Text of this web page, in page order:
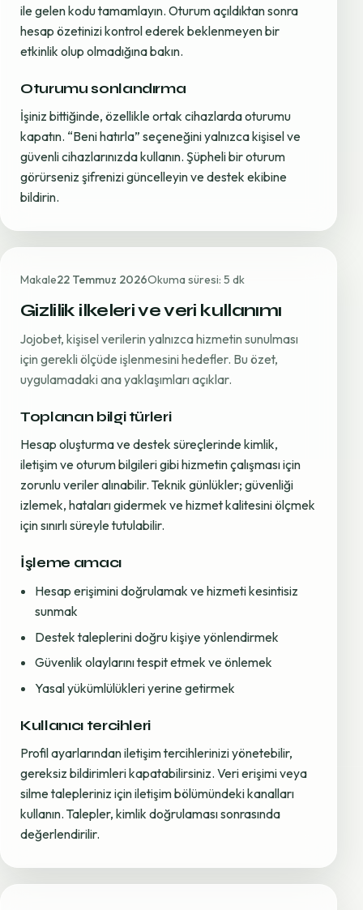
ile gelen kodu tamamlayın. Oturum açıldıktan sonra
hesap özetinizi kontrol ederek beklenmeyen bir
etkinlik olup olmadığına bakın.
Oturumu sonlandırma
İşiniz bittiğinde, özellikle ortak cihazlarda oturumu
kapatın. “Beni hatırla” seçeneğini yalnızca kişisel ve
güvenli cihazlarınızda kullanın. Şüpheli bir oturum
görürseniz şifrenizi güncelleyin ve destek ekibine
bildirin.
Makale22 Temmuz 2026Okuma süresi: 5 dk
Gizlilik ilkeleri ve veri kullanımı
Jojobet, kişisel verilerin yalnızca hizmetin sunulması
için gerekli ölçüde işlenmesini hedefler. Bu özet,
uygulamadaki ana yaklaşımları açıklar.
Toplanan bilgi türleri
Hesap oluşturma ve destek süreçlerinde kimlik,
iletişim ve oturum bilgileri gibi hizmetin çalışması için
zorunlu veriler alınabilir. Teknik günlükler; güvenliği
izlemek, hataları gidermek ve hizmet kalitesini ölçmek
için sınırlı süreyle tutulabilir.
İşleme amacı
Hesap erişimini doğrulamak ve hizmeti kesintisiz
sunmak
Destek taleplerini doğru kişiye yönlendirmek
Güvenlik olaylarını tespit etmek ve önlemek
Yasal yükümlülükleri yerine getirmek
Kullanıcı tercihleri
Profil ayarlarından iletişim tercihlerinizi yönetebilir,
gereksiz bildirimleri kapatabilirsiniz. Veri erişimi veya
silme talepleriniz için iletişim bölümündeki kanalları
kullanın. Talepler, kimlik doğrulaması sonrasında
değerlendirilir.